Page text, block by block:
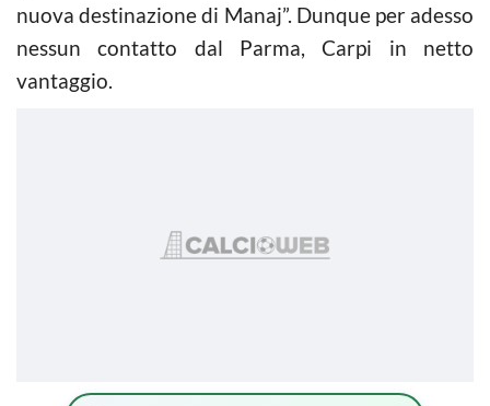
nuova destinazione di Manaj”. Dunque per adesso
nessun contatto dal Parma, Carpi in netto
vantaggio.